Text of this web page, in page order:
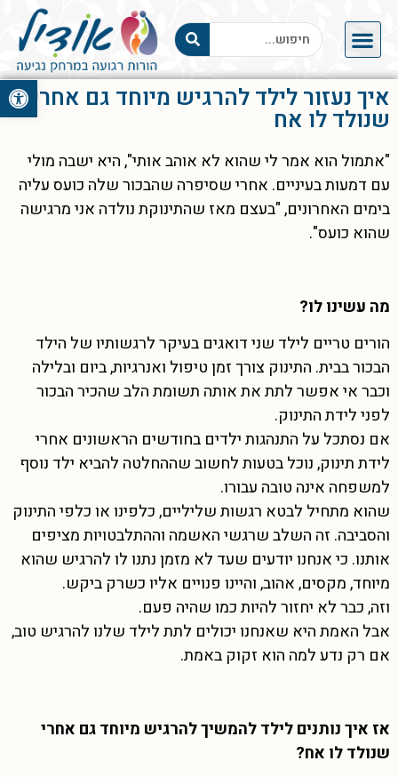
פתח איך נעזור לילד להרגיש מיוחד גם אחרי
שנולד לו אח
"אתמול הוא אמר לי שהוא לא אוהב אותי", היא ישבה מולי
עם דמעות בעיניים. אחרי שסיפרה שהבכור שלה כועס עליה
בימים האחרונים, "בעצם מאז שהתינוקת נולדה אני מרגישה
שהוא כועס".
מה עשינו לו?
הורים טריים לילד שני דואגים בעיקר לרגשותיו של הילד
הבכור בבית. התינוק צורך זמן טיפול ואנרגיות, ביום ובלילה
וכבר אי אפשר לתת את אותה תשומת הלב שהכיר הבכור
לפני לידת התינוק.
אם נסתכל על התנהגות ילדים בחודשים הראשונים אחרי
לידת תינוק, נוכל בטעות לחשוב שההחלטה להביא ילד נוסף
למשפחה אינה טובה עבורו.
שהוא מתחיל לבטא רגשות שליליים, כלפינו או כלפי התינוק
והסביבה. זה השלב שרגשי האשמה וההתלבטויות מציפים
אותנו. כי אנחנו יודעים שעד לא מזמן נתנו לו להרגיש שהוא
מיוחד, מקסים, אהוב, והיינו פנויים אליו כשרק ביקש.
וזה, כבר לא יחזור להיות כמו שהיה פעם.
אבל האמת היא שאנחנו יכולים לתת לילד שלנו להרגיש טוב,
אם רק נדע למה הוא זקוק באמת.
אז איך נותנים לילד להמשיך להרגיש מיוחד גם אחרי
שנולד לו אח?